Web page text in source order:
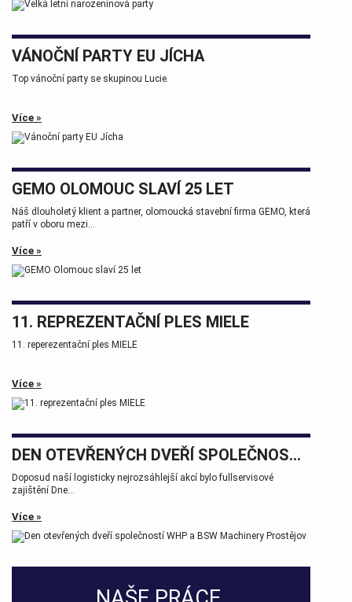
VÁNOČNÍ PARTY EU JÍCHA
Top vánoční party se skupinou Lucie.
Více »
GEMO OLOMOUC SLAVÍ 25 LET
Náš dlouholetý klient a partner, olomoucká stavební firma GEMO, která
patří v oboru mezi...
Více »
11. REPREZENTAČNÍ PLES MIELE
11. reperezentační ples MIELE
Více »
DEN OTEVŘENÝCH DVEŘÍ SPOLEČNOSTÍ WHP A BSW MACHINERY PROSTĚJOV
Doposud naší logisticky nejrozsáhlejší akcí bylo fullservisové
zajištění Dne...
Více »